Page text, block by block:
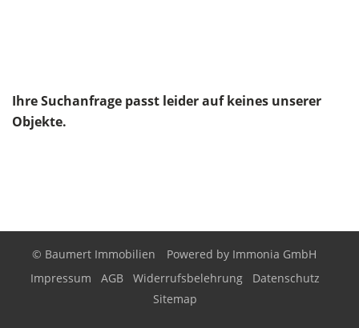
Ihre Suchanfrage passt leider auf keines unserer
Objekte.
© Baumert Immobilien Powered by Immonia GmbH
Impressum
AGB Widerrufsbelehrung
Datenschutz
Sitemap